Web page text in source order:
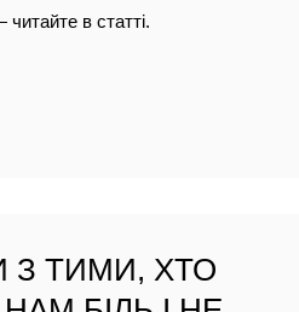
в статті.
З ТИМИ, ХТО